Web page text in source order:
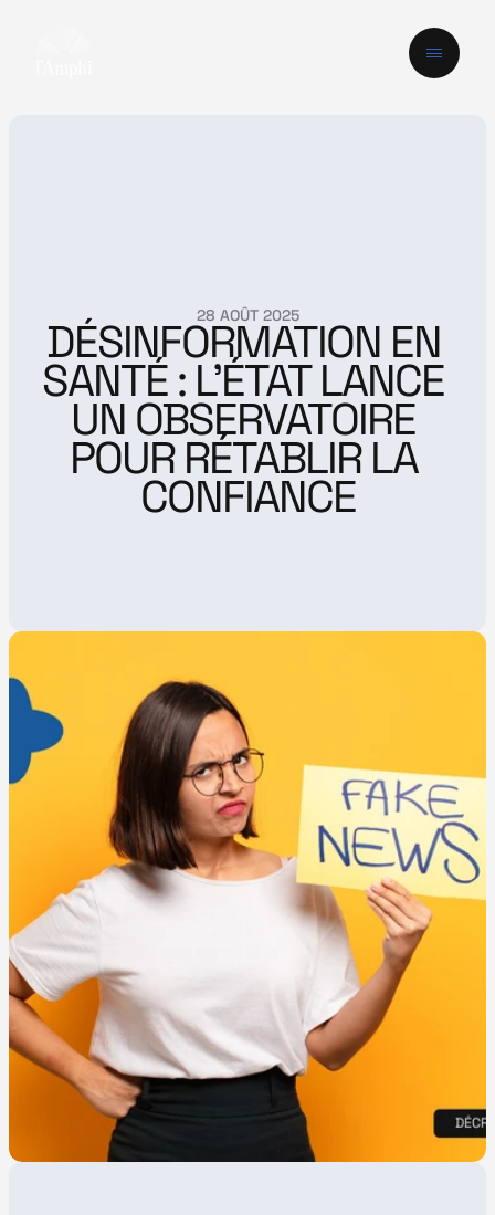
28 AOÛT 2025
DÉSINFORMATION EN
SANTÉ : L’ÉTAT LANCE
UN OBSERVATOIRE
POUR RÉTABLIR LA
CONFIANCE